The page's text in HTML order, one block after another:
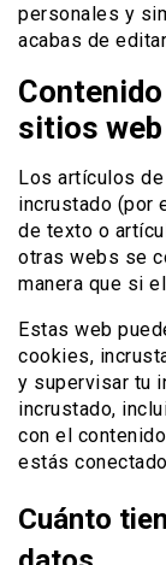
personales y
acabas de
sitios web
Los artículos
incrustado (por
de texto o
otras webs se
manera que si
Estas web
cookies,
y supervisar tu
incrustado,
con el
estás
Cuánto